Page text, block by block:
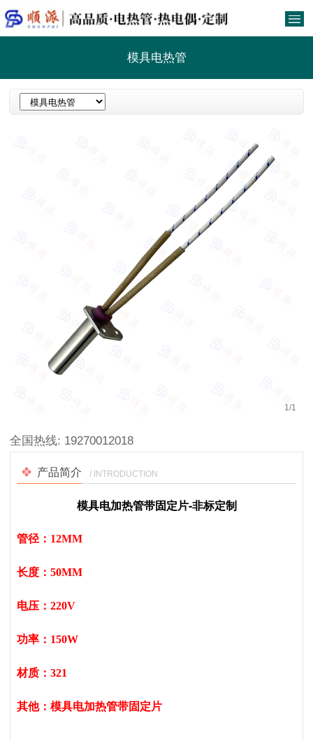
模具电热管
1 /1
全国热线: 19270012018
产品简介 / INTRODUCTION
模具电加热管带固定片-非标定制
管径：12MM
长度：50MM
电压：220V
功率：150W
材质：321
其他： 模具电加热管带固定片